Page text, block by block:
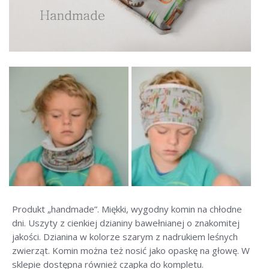
Chusta wielofunkcyjna
Czapka las
Czapka lis
Czapka sarna
Czapka dresowa
Czapka pikowana
Czapka sen
Produkt „handmade”. Miękki, wygodny komin na chłodne
dni. Uszyty z cienkiej dzianiny bawełnianej o znakomitej
jakości. Dzianina w kolorze szarym z nadrukiem leśnych
zwierząt. Komin można też nosić jako opaskę na głowę. W
sklepie dostępna również czapka do kompletu.